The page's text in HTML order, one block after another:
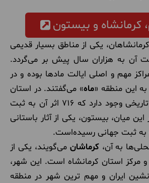
کرمانشاه و بیستون
یکی از مناطق بسیار قدیمی
آن به هزاران سال پیش بر می‌گردد.
مهم و اصلی ایالت مادها بوده و در
این منطقه «ماه» می‌گفتند. در استان
کرمانشاه 3000 اثر تاریخی وجود دارد که 716 اثر آن به ثبت
میان، بیستون، یکی از آثار باستانی
ثبت جهانی رسیده‌است.
به آن،کرماشان می‌گویند، یکی از
و مرکز استان کرمانشاه است. این شهر،
ایران و مهم ترین شهر در منطقه